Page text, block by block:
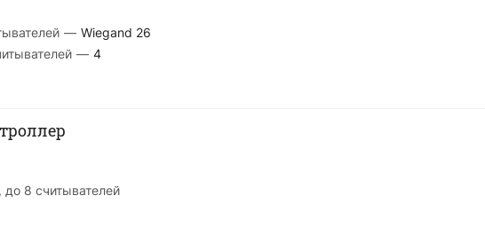
— Wiegand 26
— 4
8 считывателей